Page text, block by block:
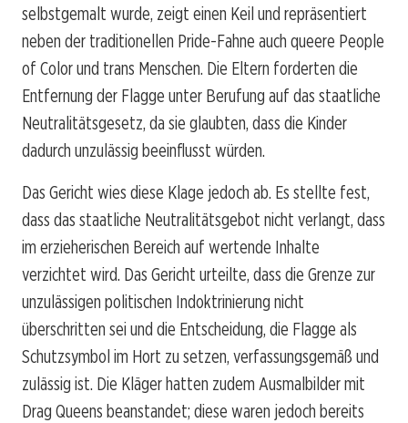
selbstgemalt wurde, zeigt einen Keil und repräsentiert
neben der traditionellen Pride-Fahne auch queere People
of Color und trans Menschen. Die Eltern forderten die
Entfernung der Flagge unter Berufung auf das staatliche
Neutralitätsgesetz, da sie glaubten, dass die Kinder
dadurch unzulässig beeinflusst würden.
Das Gericht wies diese Klage jedoch ab. Es stellte fest,
dass das staatliche Neutralitätsgebot nicht verlangt, dass
im erzieherischen Bereich auf wertende Inhalte
verzichtet wird. Das Gericht urteilte, dass die Grenze zur
unzulässigen politischen Indoktrinierung nicht
überschritten sei und die Entscheidung, die Flagge als
Schutzsymbol im Hort zu setzen, verfassungsgemäß und
zulässig ist. Die Kläger hatten zudem Ausmalbilder mit
Drag Queens beanstandet; diese waren jedoch bereits